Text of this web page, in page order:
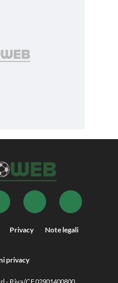
Privacy Note legali
privacy